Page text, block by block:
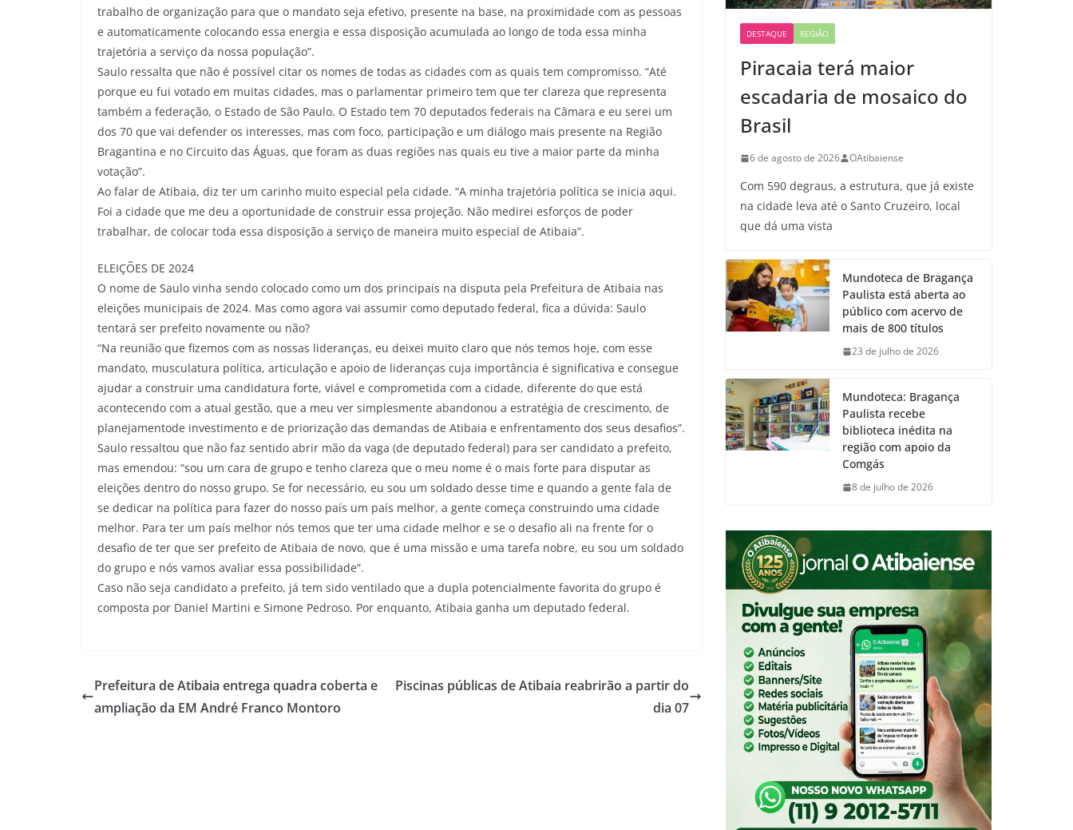
trabalho de organização para que o mandato seja efetivo, presente na base, na proximidade com as pessoas
e automaticamente colocando essa energia e essa disposição acumulada ao longo de toda essa minha
trajetória a serviço da nossa população”.
Saulo ressalta que não é possível citar os nomes de todas as cidades com as quais tem compromisso. “Até
porque eu fui votado em muitas cidades, mas o parlamentar primeiro tem que ter clareza que representa
também a federação, o Estado de São Paulo. O Estado tem 70 deputados federais na Câmara e eu serei um
dos 70 que vai defender os interesses, mas com foco, participação e um diálogo mais presente na Região
Bragantina e no Circuito das Águas, que foram as duas regiões nas quais eu tive a maior parte da minha
votação”.
Ao falar de Atibaia, diz ter um carinho muito especial pela cidade. “A minha trajetória política se inicia aqui.
Foi a cidade que me deu a oportunidade de construir essa projeção. Não medirei esforços de poder
trabalhar, de colocar toda essa disposição a serviço de maneira muito especial de Atibaia”.
ELEIÇÕES DE 2024
O nome de Saulo vinha sendo colocado como um dos principais na disputa pela Prefeitura de Atibaia nas
eleições municipais de 2024. Mas como agora vai assumir como deputado federal, fica a dúvida: Saulo
tentará ser prefeito novamente ou não?
“Na reunião que fizemos com as nossas lideranças, eu deixei muito claro que nós temos hoje, com esse
mandato, musculatura política, articulação e apoio de lideranças cuja importância é significativa e consegue
ajudar a construir uma candidatura forte, viável e comprometida com a cidade, diferente do que está
acontecendo com a atual gestão, que a meu ver simplesmente abandonou a estratégia de crescimento, de
planejamentode investimento e de priorização das demandas de Atibaia e enfrentamento dos seus desafios”.
Saulo ressaltou que não faz sentido abrir mão da vaga (de deputado federal) para ser candidato a prefeito,
mas emendou: “sou um cara de grupo e tenho clareza que o meu nome é o mais forte para disputar as
eleições dentro do nosso grupo. Se for necessário, eu sou um soldado desse time e quando a gente fala de
se dedicar na política para fazer do nosso país um país melhor, a gente começa construindo uma cidade
melhor. Para ter um país melhor nós temos que ter uma cidade melhor e se o desafio ali na frente for o
desafio de ter que ser prefeito de Atibaia de novo, que é uma missão e uma tarefa nobre, eu sou um soldado
do grupo e nós vamos avaliar essa possibilidade”.
Caso não seja candidato a prefeito, já tem sido ventilado que a dupla potencialmente favorita do grupo é
composta por Daniel Martini e Simone Pedroso. Por enquanto, Atibaia ganha um deputado federal.
Prefeitura de Atibaia entrega quadra coberta e
ampliação da EM André Franco Montoro
Piscinas públicas de Atibaia reabrirão a partir do
dia 07
DESTAQUE REGIÃO
Piracaia terá maior
escadaria de mosaico do
Brasil
6 de agosto de 2026 OAtibaiense
Com 590 degraus, a estrutura, que já existe
na cidade leva até o Santo Cruzeiro, local
que dá uma vista
Mundoteca de Bragança
Paulista está aberta ao
público com acervo de
mais de 800 títulos
23 de julho de 2026
Mundoteca: Bragança
Paulista recebe
biblioteca inédita na
região com apoio da
Comgás
8 de julho de 2026